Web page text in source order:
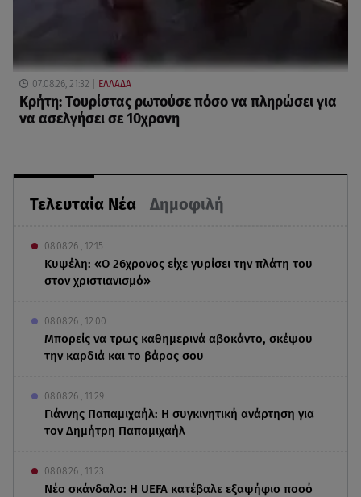
Τελευταία Νέα Δημοφιλή
08.08.26 , 12:15
Κυψέλη: «Ο 26χρονος είχε γυρίσει την πλάτη του
στον χριστιανισμό»
08.08.26 , 12:00
Μπορείς να τρως καθημερινά αβοκάντο, σκέψου
την καρδιά και το βάρος σου
08.08.26 , 11:29
Γιάννης Παπαμιχαήλ: Η συγκινητική ανάρτηση για
τον Δημήτρη Παπαμιχαήλ
08.08.26 , 11:23
Νέο σκάνδαλο: Η UEFA κατέβαλε εξαψήφιο ποσό
07.08.26, 21:32 ΕΛΛΑΔΑ
Κρήτη: Τουρίστας ρωτούσε πόσο να πληρώσει για
να ασελγήσει σε 10χρονη